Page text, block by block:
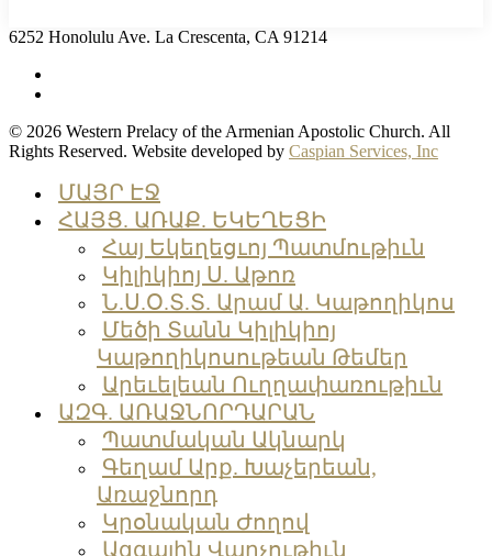
6252 Honolulu Ave. La Crescenta, CA 91214
© 2026 Western Prelacy of the Armenian Apostolic Church. All
Rights Reserved. Website developed by Caspian Services, Inc
ՄԱՅՐ ԷՋ
ՀԱՅՑ. ԱՌԱՔ. ԵԿԵՂԵՑԻ
Հայ Եկեղեցւոյ Պատմութիւն
Կիլիկիոյ Ս. Աթոռ
Ն.Ս.Օ.Տ.Տ. Արամ Ա. Կաթողիկոս
Մեծի Տանն Կիլիկիոյ
Կաթողիկոսութեան Թեմեր
Արեւելեան Ուղղափառութիւն
ԱԶԳ. ԱՌԱՋՆՈՐԴԱՐԱՆ
Պատմական Ակնարկ
Գեղամ Արք. Խաչերեան,
Առաջնորդ
Կրօնական Ժողով
Ազգային Վարչութիւն